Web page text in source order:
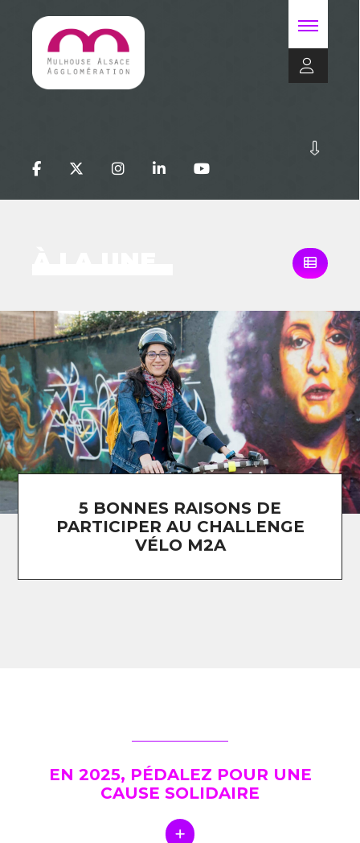
5 BONNES RAISONS DE
PARTICIPER AU CHALLENGE
VÉLO M2A
EN 2025, PÉDALEZ POUR UNE
CAUSE SOLIDAIRE